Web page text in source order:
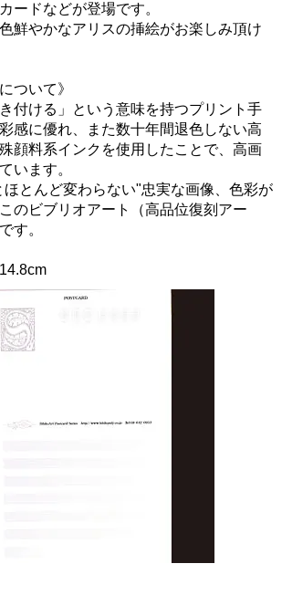
ードなどが登場です。
鮮やかなアリスの挿絵がお楽しみ頂け
ついて》
付ける」という意味を持つプリント手
感に優れ、また数十年間退色しない高
顔料系インクを使用したことで、高画
います。
とんど変わらない"忠実な画像、色彩が
のビブリオアート（高品位復刻アー
す。